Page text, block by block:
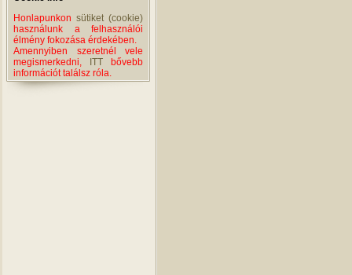
Honlapunkon sütiket (cookie)
használunk a felhasználói
élmény fokozása érdekében.
Amennyiben szeretnél vele
megismerkedni,
ITT bővebb
információt találsz róla.